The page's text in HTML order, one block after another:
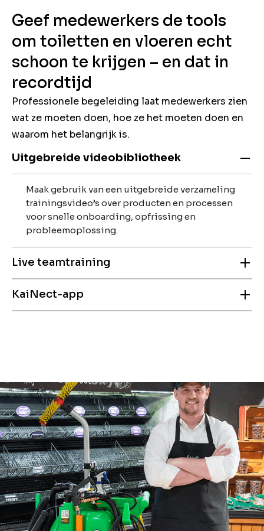
Geef medewerkers de tools
om toiletten en vloeren echt
schoon te krijgen – en dat in
recordtijd
Professionele begeleiding laat medewerkers zien
wat ze moeten doen, hoe ze het moeten doen en
waarom het belangrijk is.
Uitgebreide videobibliotheek
Maak gebruik van een uitgebreide verzameling
trainingsvideo’s over producten en processen
voor snelle onboarding, opfrissing en
probleemoplossing.
Live teamtraining
Onze trainers begeleiden uw team op locatie,
KaiNect-app